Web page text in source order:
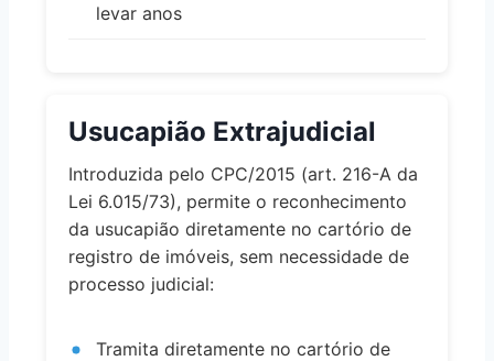
levar anos
Usucapião Extrajudicial
Introduzida pelo CPC/2015 (art. 216-A da
Lei 6.015/73), permite o reconhecimento
da usucapião diretamente no cartório de
registro de imóveis, sem necessidade de
processo judicial:
Tramita diretamente no cartório de